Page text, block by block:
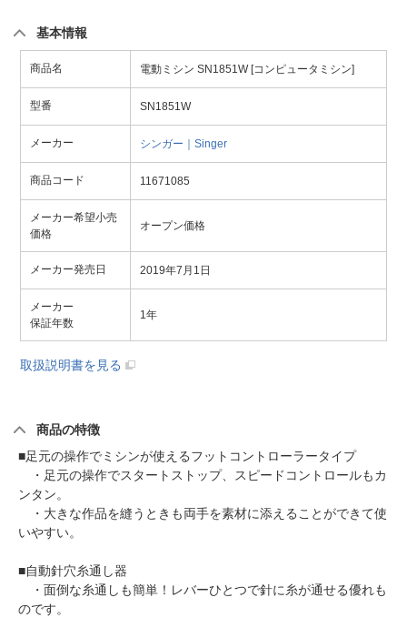
基本情報
商品名 電動ミシン SN1851W [コンピュータミシン]
型番 SN1851W
メーカー シンガー｜Singer
商品コード 11671085
メーカー希望小売
価格
オープン価格
メーカー発売日 2019年7月1日
メーカー
保証年数
1年
取扱説明書を見る
商品の特徴
■足元の操作でミシンが使えるフットコントローラータイプ
・足元の操作でスタートストップ、スピードコントロールもカ
ンタン。
・大きな作品を縫うときも両手を素材に添えることができて使
いやすい。
■自動針穴糸通し器
・面倒な糸通しも簡単！レバーひとつで針に糸が通せる優れも
のです。